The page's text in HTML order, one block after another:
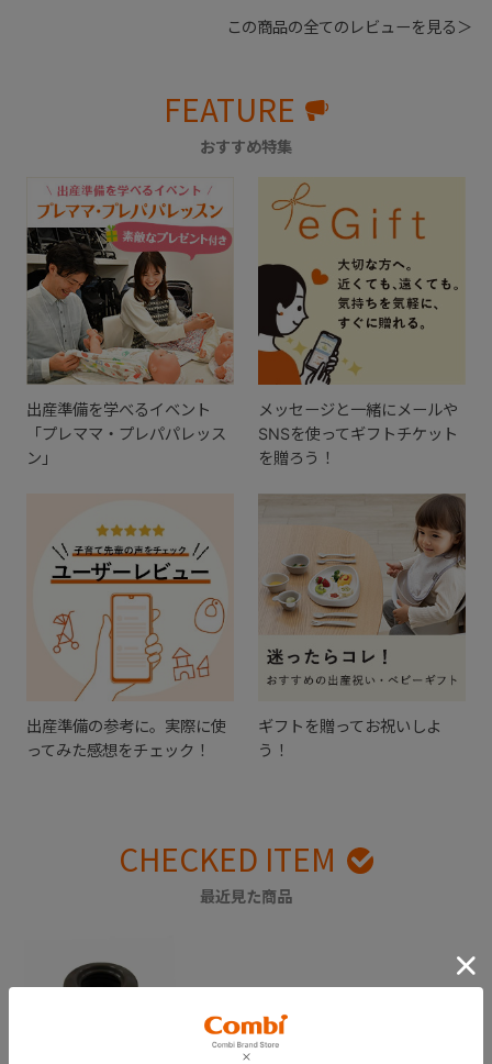
この商品の全てのレビューを見る＞
FEATURE
おすすめ特集
出産準備を学べるイベント
「プレママ・プレパパレッス
ン」
メッセージと一緒にメールや
SNSを使ってギフトチケット
を贈ろう！
出産準備の参考に。実際に使
ってみた感想をチェック！
ギフトを贈ってお祝いしよ
う！
CHECKED ITEM
最近見た商品